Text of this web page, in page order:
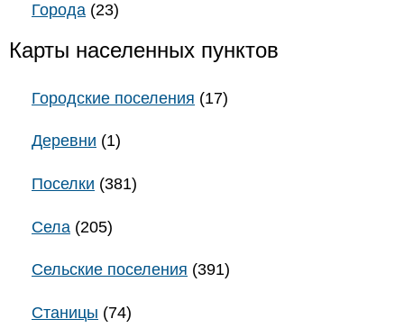
Города (23)
Карты населенных пунктов
Городские поселения (17)
Деревни (1)
Поселки (381)
Села (205)
Сельские поселения (391)
Станицы (74)